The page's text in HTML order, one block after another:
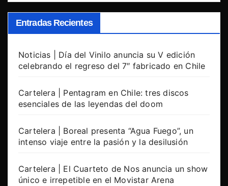
Entradas Recientes
Noticias | Día del Vinilo anuncia su V edición
celebrando el regreso del 7″ fabricado en Chile
Cartelera | Pentagram en Chile: tres discos
esenciales de las leyendas del doom
Cartelera | Boreal presenta “Agua Fuego”, un
intenso viaje entre la pasión y la desilusión
Cartelera | El Cuarteto de Nos anuncia un show
único e irrepetible en el Movistar Arena